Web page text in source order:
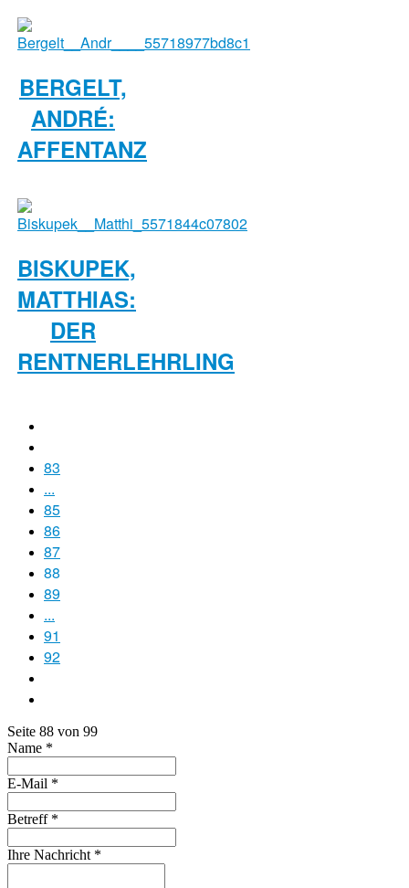
BERGELT,
ANDRÉ:
AFFENTANZ
BISKUPEK,
MATTHIAS:
DER
RENTNERLEHRLING
83
...
85
86
87
88
89
...
91
92
Seite 88 von 99
Name *
E-Mail *
Betreff *
Ihre Nachricht *